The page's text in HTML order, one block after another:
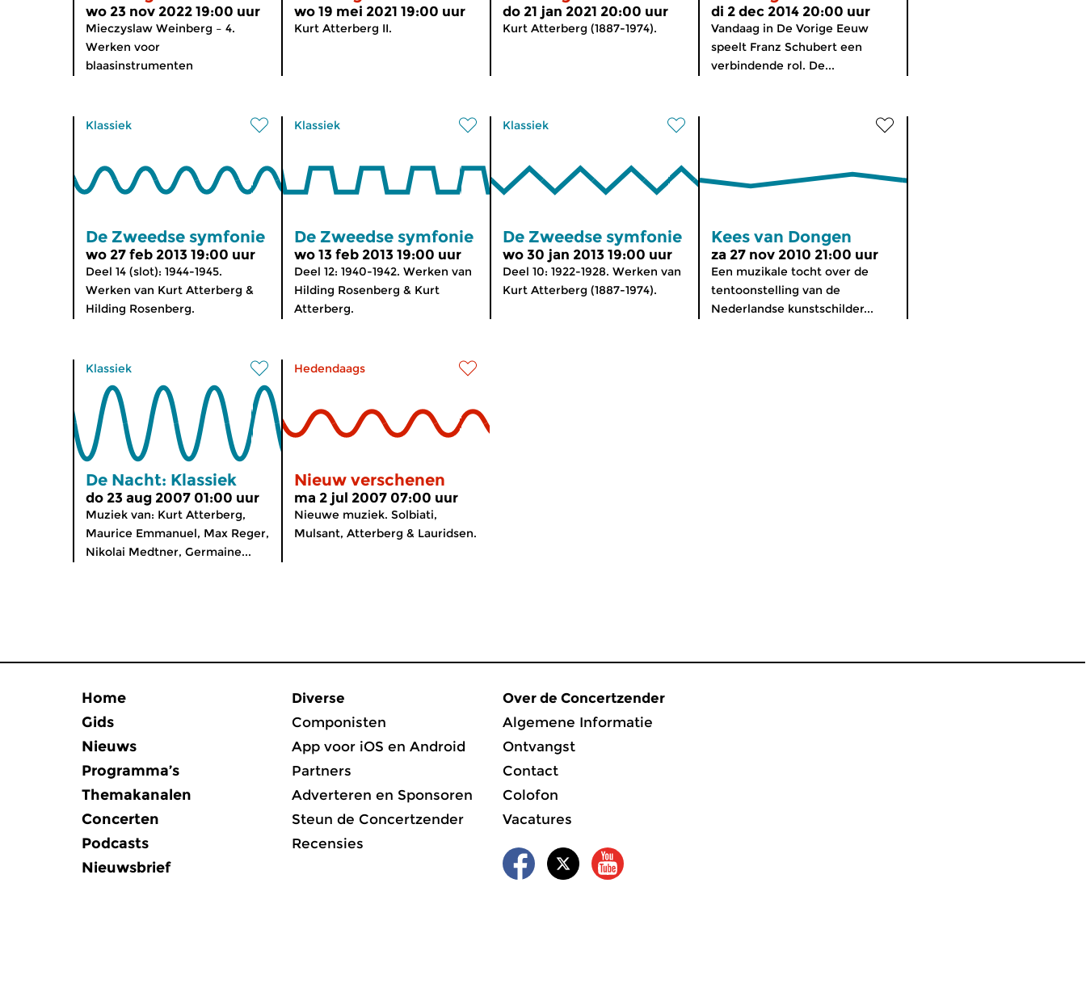
wo 23 nov 2022 19:00 uur
Mieczyslaw Weinberg – 4.
Werken voor
blaasinstrumenten
wo 19 mei 2021 19:00 uur
Kurt Atterberg II.
do 21 jan 2021 20:00 uur
Kurt Atterberg (1887-1974).
di 2 dec 2014 20:00 uur
Vandaag in De Vorige Eeuw
speelt Franz Schubert een
verbindende rol. De...
Klassiek
De Zweedse symfonie
wo 27 feb 2013 19:00 uur
Deel 14 (slot): 1944-1945.
Werken van Kurt Atterberg &
Hilding Rosenberg.
Klassiek
De Zweedse symfonie
wo 13 feb 2013 19:00 uur
Deel 12: 1940-1942. Werken van
Hilding Rosenberg & Kurt
Atterberg.
Klassiek
De Zweedse symfonie
wo 30 jan 2013 19:00 uur
Deel 10: 1922-1928. Werken van
Kurt Atterberg (1887-1974).
Kees van Dongen
za 27 nov 2010 21:00 uur
Een muzikale tocht over de
tentoonstelling van de
Nederlandse kunstschilder...
Klassiek
De Nacht: Klassiek
do 23 aug 2007 01:00 uur
Muziek van: Kurt Atterberg,
Maurice Emmanuel, Max Reger,
Nikolai Medtner, Germaine...
Hedendaags
Nieuw verschenen
ma 2 jul 2007 07:00 uur
Nieuwe muziek. Solbiati,
Mulsant, Atterberg & Lauridsen.
Home
Gids
Nieuws
Programma’s
Themakanalen
Concerten
Podcasts
Nieuwsbrief
Diverse
Componisten
App voor iOS en Android
Partners
Adverteren en Sponsoren
Steun de Concertzender
Recensies
Over de Concertzender
Algemene Informatie
Ontvangst
Contact
Colofon
Vacatures